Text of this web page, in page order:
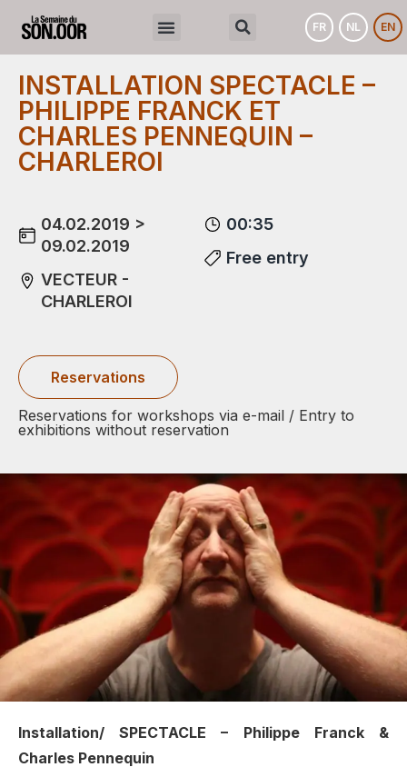
FR NL EN
INSTALLATION SPECTACLE –
PHILIPPE FRANCK ET
CHARLES PENNEQUIN –
CHARLEROI
04.02.2019 >
09.02.2019
VECTEUR -
CHARLEROI
00:35
Free entry
Reservations
Reservations for workshops via e-mail / Entry to
exhibitions without reservation
Installation/ SPECTACLE – Philippe Franck &
Charles Pennequin